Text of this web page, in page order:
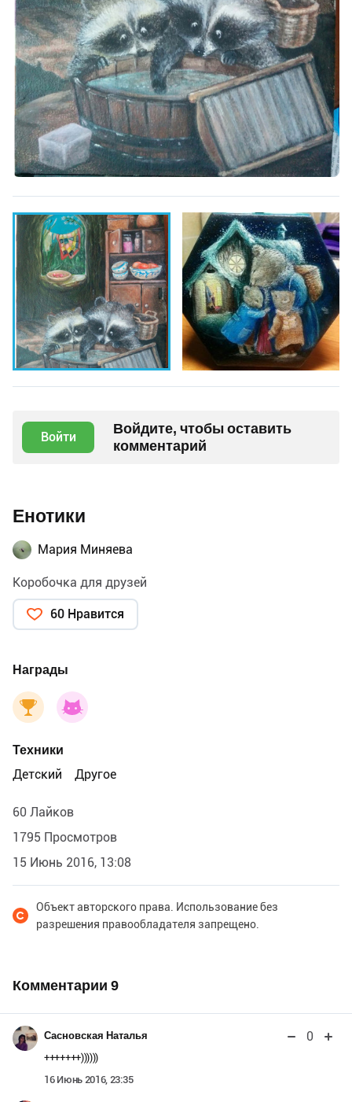
Войти
Войдите, чтобы оставить
комментарий
Енотики
Мария Миняева
Коробочка для друзей
60 Нравится
Награды
Техники
Детский
Другое
60 Лайков
1795 Просмотров
15 Июнь 2016, 13:08
Объект авторского права. Использование без
разрешения правообладателя запрещено.
Комментарии 9
Сасновская Наталья 0
+++++++))))))
16 Июнь 2016, 23:35